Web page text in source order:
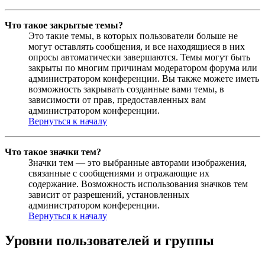
Что такое закрытые темы?
Это такие темы, в которых пользователи больше не
могут оставлять сообщения, и все находящиеся в них
опросы автоматически завершаются. Темы могут быть
закрыты по многим причинам модератором форума или
администратором конференции. Вы также можете иметь
возможность закрывать созданные вами темы, в
зависимости от прав, предоставленных вам
администратором конференции.
Вернуться к началу
Что такое значки тем?
Значки тем — это выбранные авторами изображения,
связанные с сообщениями и отражающие их
содержание. Возможность использования значков тем
зависит от разрешений, установленных
администратором конференции.
Вернуться к началу
Уровни пользователей и группы